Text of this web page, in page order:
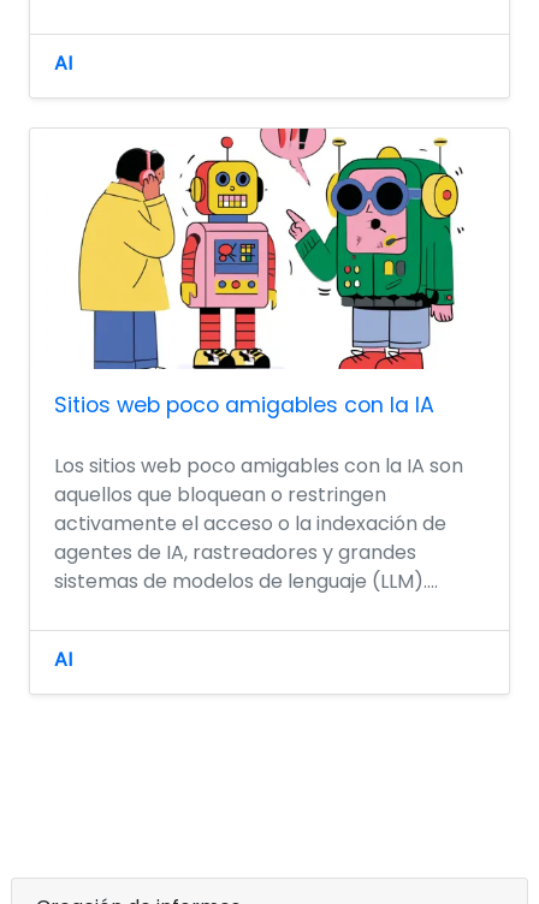
AI
Sitios web poco amigables con la IA
Los sitios web poco amigables con la IA son
aquellos que bloquean o restringen
activamente el acceso o la indexación de
agentes de IA, rastreadores y grandes
sistemas de modelos de lenguaje (LLM)....
AI